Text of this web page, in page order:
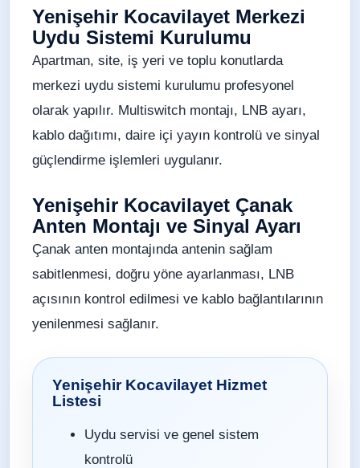
Yenişehir Kocavilayet Merkezi
Uydu Sistemi Kurulumu
Apartman, site, iş yeri ve toplu konutlarda
merkezi uydu sistemi kurulumu profesyonel
olarak yapılır. Multiswitch montajı, LNB ayarı,
kablo dağıtımı, daire içi yayın kontrolü ve sinyal
güçlendirme işlemleri uygulanır.
Yenişehir Kocavilayet Çanak
Anten Montajı ve Sinyal Ayarı
Çanak anten montajında antenin sağlam
sabitlenmesi, doğru yöne ayarlanması, LNB
açısının kontrol edilmesi ve kablo bağlantılarının
yenilenmesi sağlanır.
Yenişehir Kocavilayet Hizmet
Listesi
Uydu servisi ve genel sistem
kontrolü